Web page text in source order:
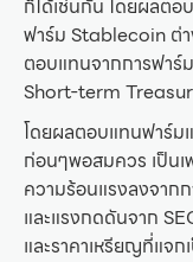
ก็ได้เช่นกัน โดยผลตอ
ฟาร์ม Stablecoin ต่
ตอบแทนจากการฟาร์
Short-term
โดยผลตอบแทนฟาร์ม
ก่อนๆพอสมควร เป็นเ
ความร้อนแรงลงจาก
และแรงกดดันจาก
และราคาเหรียญที่แจ